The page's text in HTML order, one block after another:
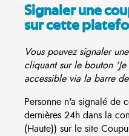
Signaler une
sur cette
Vous pouvez signaler
cliquant sur le bouton
accessible via la barre
Personne n'a signalé de
dernières 24h dans la
(Haute)) sur le site